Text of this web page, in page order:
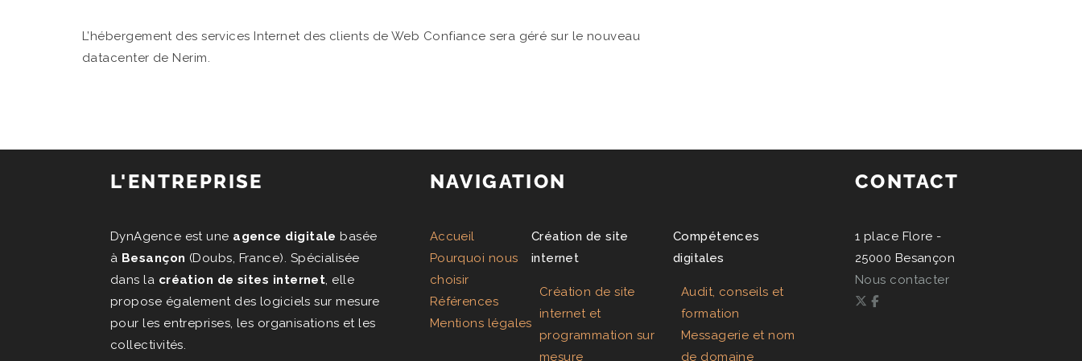
L’hébergement des services Internet des clients de Web Confiance sera géré sur le nouveau
datacenter de Nerim.
L'ENTREPRISE
DynAgence est une agence digitale basée
à Besançon (Doubs, France). Spécialisée
dans la création de sites internet, elle
propose également des logiciels sur mesure
pour les entreprises, les organisations et les
collectivités.
NAVIGATION
Accueil
Pourquoi nous
choisir
Références
Mentions légales
Création de site
internet
Création de site
internet et
programmation sur
mesure
Compétences
digitales
Audit, conseils et
formation
Messagerie et nom
de domaine
CONTACT
1 place Flore -
25000 Besançon
Nous contacter